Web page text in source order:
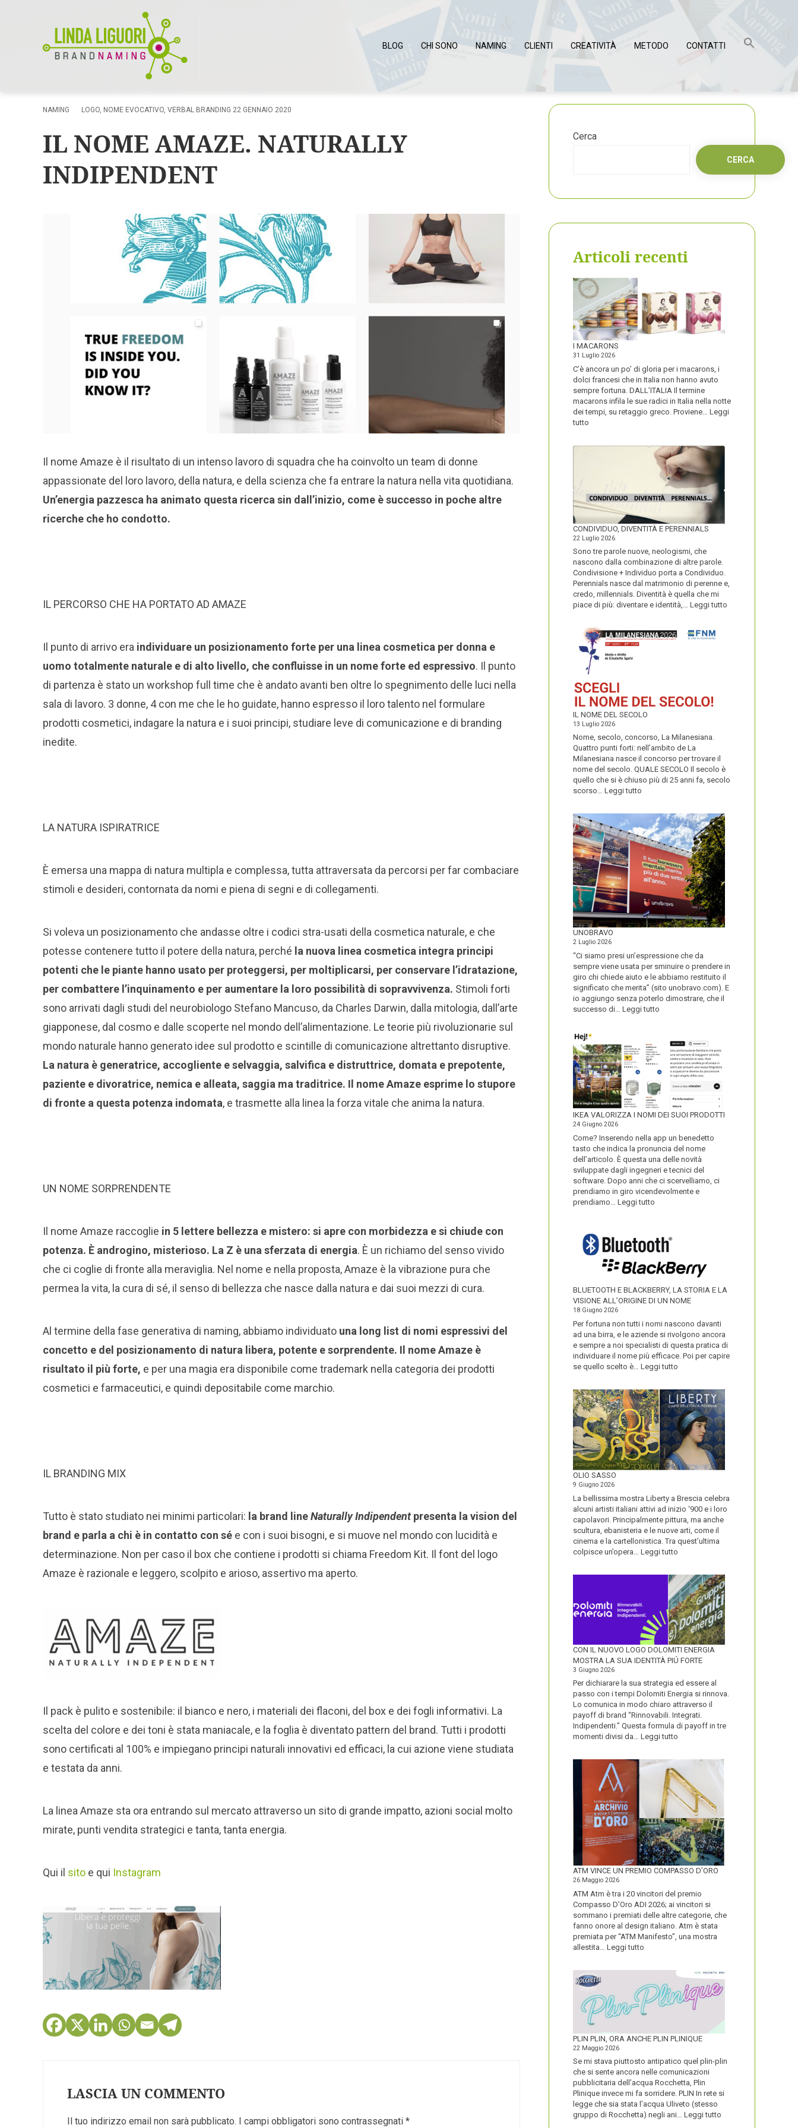
BLOG CHI SONO NAMING CLIENTI CREATIVITÀ METODO CONTATTI
NAMING LOGO, NOME EVOCATIVO, VERBAL BRANDING 22 GENNAIO 2020
IL NOME AMAZE. NATURALLY
INDIPENDENT
Il nome Amaze è il risultato di un intenso lavoro di squadra che ha coinvolto un team di donne
appassionate del loro lavoro, della natura, e della scienza che fa entrare la natura nella vita quotidiana.
Un’energia pazzesca ha animato questa ricerca sin dall’inizio, come è successo in poche altre
ricerche che ho condotto.
IL PERCORSO CHE HA PORTATO AD AMAZE
Il punto di arrivo era individuare un posizionamento forte per una linea cosmetica per donna e
uomo totalmente naturale e di alto livello, che confluisse in un nome forte ed espressivo. Il punto
di partenza è stato un workshop full time che è andato avanti ben oltre lo spegnimento delle luci nella
sala di lavoro. 3 donne, 4 con me che le ho guidate, hanno espresso il loro talento nel formulare
prodotti cosmetici, indagare la natura e i suoi principi, studiare leve di comunicazione e di branding
inedite.
LA NATURA ISPIRATRICE
È emersa una mappa di natura multipla e complessa, tutta attraversata da percorsi per far combaciare
stimoli e desideri, contornata da nomi e piena di segni e di collegamenti.
Si voleva un posizionamento che andasse oltre i codici stra-usati della cosmetica naturale, e che
potesse contenere tutto il potere della natura, perché la nuova linea cosmetica integra principi
potenti che le piante hanno usato per proteggersi, per moltiplicarsi, per conservare l’idratazione,
per combattere l’inquinamento e per aumentare la loro possibilità di sopravvivenza. Stimoli forti
sono arrivati dagli studi del neurobiologo Stefano Mancuso, da Charles Darwin, dalla mitologia, dall’arte
giapponese, dal cosmo e dalle scoperte nel mondo dell’alimentazione. Le teorie più rivoluzionarie sul
mondo naturale hanno generato idee sul prodotto e scintille di comunicazione altrettanto disruptive.
La natura è generatrice, accogliente e selvaggia, salvifica e distruttrice, domata e prepotente,
paziente e divoratrice, nemica e alleata, saggia ma traditrice. Il nome Amaze esprime lo stupore
di fronte a questa potenza indomata, e trasmette alla linea la forza vitale che anima la natura.
UN NOME SORPRENDENTE
Il nome Amaze raccoglie in 5 lettere bellezza e mistero: si apre con morbidezza e si chiude con
potenza. È androgino, misterioso. La Z è una sferzata di energia. È un richiamo del senso vivido
che ci coglie di fronte alla meraviglia. Nel nome e nella proposta, Amaze è la vibrazione pura che
permea la vita, la cura di sé, il senso di bellezza che nasce dalla natura e dai suoi mezzi di cura.
Al termine della fase generativa di naming, abbiamo individuato una long list di nomi espressivi del
concetto e del posizionamento di natura libera, potente e sorprendente. Il nome Amaze è
risultato il più forte, e per una magia era disponibile come trademark nella categoria dei prodotti
cosmetici e farmaceutici, e quindi depositabile come marchio.
IL BRANDING MIX
Tutto è stato studiato nei minimi particolari: la brand lineNaturally Indipendentpresenta la vision del
brand e parla a chi è in contatto con sé e con i suoi bisogni, e si muove nel mondo con lucidità e
determinazione. Non per caso il box che contiene i prodotti si chiama Freedom Kit. Il font del logo
Amaze è razionale e leggero, scolpito e arioso, assertivo ma aperto.
Il pack è pulito e sostenibile: il bianco e nero, i materiali dei flaconi, del box e dei fogli informativi. La
scelta del colore e dei toni è stata maniacale, e la foglia è diventato pattern del brand. Tutti i prodotti
sono certificati al 100% e impiegano principi naturali innovativi ed efficaci, la cui azione viene studiata
e testata da anni.
La linea Amaze sta ora entrando sul mercato attraverso un sito di grande impatto, azioni social molto
mirate, punti vendita strategici e tanta, tanta energia.
Qui il sito e qui Instagram
LASCIA UN COMMENTO
Il tuo indirizzo email non sarà pubblicato. I campi obbligatori sono contrassegnati *
Cerca
CERCA
Articoli recenti
I MACARONS
31 Luglio 2026
C’è ancora un po’ di gloria per i macarons, i
dolci francesi che in Italia non hanno avuto
sempre fortuna. DALL’ITALIA Il termine
macarons infila le sue radici in Italia nella notte
dei tempi, su retaggio greco. Proviene… Leggi
tutto
CONDIVIDUO, DIVENTITÀ E PERENNIALS
22 Luglio 2026
Sono tre parole nuove, neologismi, che
nascono dalla combinazione di altre parole.
Condivisione + Individuo porta a Condividuo.
Perennials nasce dal matrimonio di perenne e,
credo, millennials. Diventità è quella che mi
piace di più: diventare e identità,… Leggi tutto
IL NOME DEL SECOLO
13 Luglio 2026
Nome, secolo, concorso, La Milanesiana.
Quattro punti forti: nell’ambito de La
Milanesiana nasce il concorso per trovare il
nome del secolo. QUALE SECOLO Il secolo è
quello che si è chiuso più di 25 anni fa, secolo
scorso… Leggi tutto
NOME
DEL
SECOLO
UNOBRAVO
2 Luglio 2026
“Ci siamo presi un’espressione che da
sempre viene usata per sminuire o prendere in
giro chi chiede aiuto e le abbiamo restituito il
significato che merita” (sito unobravo.com). E
io aggiungo senza poterlo dimostrare, che il
successo di… Leggi tutto
IKEA VALORIZZA I NOMI DEI SUOI PRODOTTI
24 Giugno 2026
Come? Inserendo nella app un benedetto
tasto che indica la pronuncia del nome
dell’articolo. È questa una delle novità
sviluppate dagli ingegneri e tecnici del
software. Dopo anni che ci scervelliamo, ci
prendiamo in giro vicendevolmente e
prendiamo… Leggi tutto
NOMI
DEI
SUOI
PRODOTTI
BLUETOOTH E BLACKBERRY, LA STORIA E LA
VISIONE ALL’ORIGINE DI UN NOME
18 Giugno 2026
Per fortuna non tutti i nomi nascono davanti
ad una birra, e le aziende si rivolgono ancora
e sempre a noi specialisti di questa pratica di
individuare il nome più efficace. Poi per capire
se quello scelto è… Leggi tutto
BLACKBERRY,
LA
STORIA
E
LA
VISIONE
ALL’ORIGINE
DI
NOME
OLIO SASSO
9 Giugno 2026
La bellissima mostra Liberty a Brescia celebra
alcuni artisti italiani attivi ad inizio ‘900 e i loro
capolavori. Principalmente pittura, ma anche
scultura, ebanisteria e le nuove arti, come il
cinema e la cartellonistica. Tra quest’ultima
colpisce un’opera… Leggi tutto
CON IL NUOVO LOGO DOLOMITI ENERGIA
MOSTRA LA SUA IDENTITÀ PIÚ FORTE
3 Giugno 2026
Per dichiarare la sua strategia ed essere al
passo con i tempi Dolomiti Energia si rinnova.
Lo comunica in modo chiaro attraverso il
payoff di brand “Rinnovabili. Integrati.
Indipendenti.” Questa formula di payoff in tre
momenti divisi da… Leggi tutto
LOGO
DOLOMITI
ENERGIA
MOSTRA
LA
SUA
IDENTITÀ
PIÚ
FORTE
ATM VINCE UN PREMIO COMPASSO D’ORO
26 Maggio 2026
ATM Atm è tra i 20 vincitori del premio
Compasso D’Oro ADI 2026; ai vincitori si
sommano i premiati delle altre categorie, che
fanno onore al design italiano. Atm è stata
premiata per “ATM Manifesto”, una mostra
allestita… Leggi tutto
PREMIO
COMPASSO
D’ORO
PLIN PLIN, ORA ANCHE PLIN PLINIQUE
22 Maggio 2026
Se mi stava piuttosto antipatico quel plin-plin
che si sente ancora nelle comunicazioni
pubblicitaria dell’acqua Rocchetta, Plin
Plinique invece mi fa sorridere. PLIN In rete si
legge che sia stata l’acqua Uliveto (stesso
gruppo di Rocchetta) negli ani… Leggi tutto